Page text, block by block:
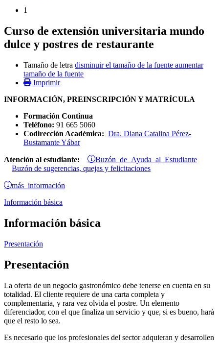
1
Curso de extensión universitaria mundo
dulce y postres de restaurante
Tamaño de letra disminuir el tamaño de la fuente aumentar
tamaño de la fuente
Imprimir
INFORMACIÓN, PREINSCRIPCIÓN Y MATRÍCULA
Formación Continua
Teléfono: 91 665 5060
Codirección Académica: Dra. Diana Catalina Pérez-
Bustamante Yábar
Atención al estudiante: Buzón de Ayuda al Estudiante
Buzón de sugerencias, quejas y felicitaciones
más información
Información básica
Información básica
Presentación
Presentación
La oferta de un negocio gastronómico debe tenerse en cuenta en su
totalidad. El cliente requiere de una carta completa y
complementaria, y rara vez olvida el postre. Un elemento
diferenciador, con el que finaliza un servicio y que, si es bueno, hará
que el resto lo sea.
Es necesario que los profesionales del sector adquieran y desarrollen